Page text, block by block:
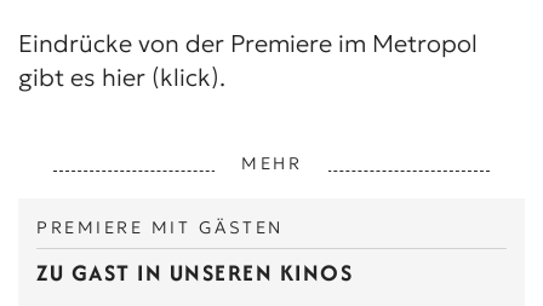
Eindrücke von der Premiere im Metropol
gibt es hier (klick).
MEHR
PREMIERE MIT GÄSTEN
ZU GAST IN UNSEREN KINOS